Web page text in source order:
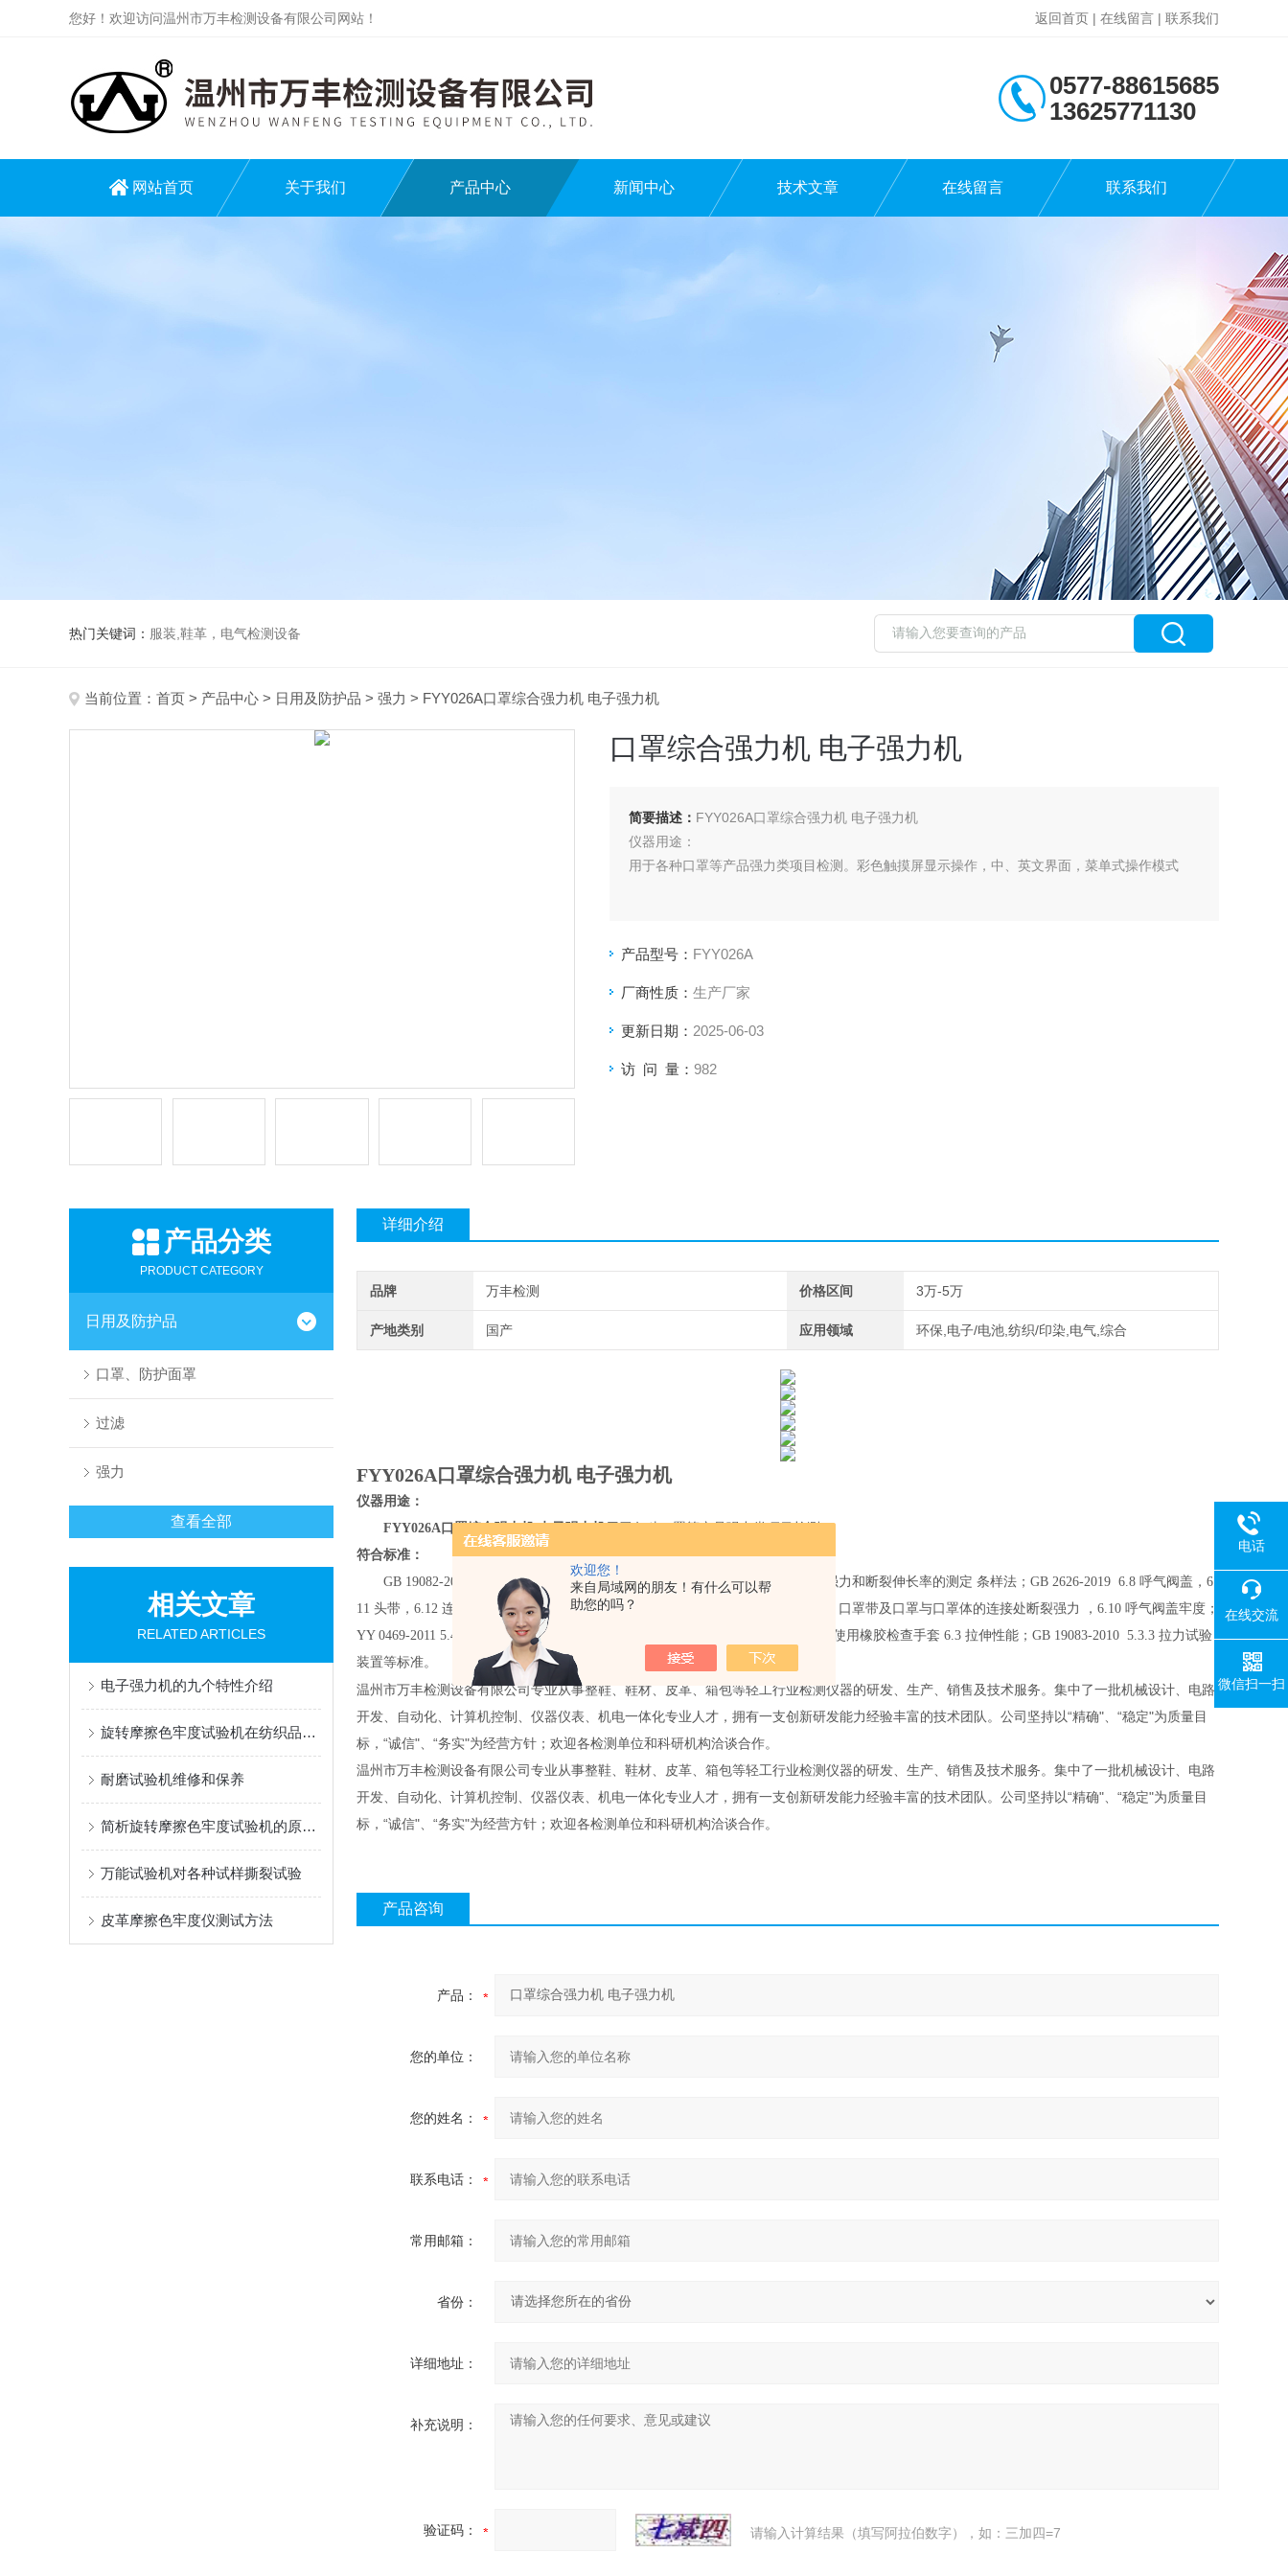
欢迎您！
来自局域网的朋友！有什么可以帮
助您的吗？
您好！欢迎访问温州市万丰检测设备有限公司网站！ 返回首页 | 在线留言 | 联系我们
0577-88615685
13625771130
网站首页 关于我们 产品中心 新闻中心 技术文章 在线留言 联系我们
热门关键词： 服装,鞋革，电气检测设备
当前位置： 首页 > 产品中心 > 日用及防护品 > 强力 > FYY026A口罩综合强力机 电子强力机
口罩综合强力机 电子强力机
简要描述： FYY026A口罩综合强力机 电子强力机
仪器用途：
用于各种口罩等产品强力类项目检测。彩色触摸屏显示操作，中、英文界面，菜单式操作模式
产品型号： FYY026A
厂商性质： 生产厂家
更新日期： 2025-06-03
访 问 量： 982
产品分类
PRODUCT CATEGORY
日用及防护品
口罩、防护面罩
过滤
强力
查看全部
相关文章
RELATED ARTICLES
电子强力机的九个特性介绍
旋转摩擦色牢度试验机在纺织品质量检测中的作用
耐磨试验机维修和保养
简析旋转摩擦色牢度试验机的原理及其注意事项
万能试验机对各种试样撕裂试验
皮革摩擦色牢度仪测试方法
详细介绍
品牌 万丰检测 价格区间 3万-5万
产地类别 国产 应用领域 环保,电子/电池,纺织/印染,电气,综合
FYY026A 口罩综合强力机 电子强力机
仪器用途：
FYY026A 口罩综合强力机 电子强力机
符合标准：
GB 19082-2009 5.5 断裂强力，5.6 断裂伸长率；GB/T3923.1-1997 织物断裂强力和断裂伸长率的测定 条样法；GB 2626-2019 6.8 呼气阀盖，6.
11 头带，6.12 连接和连接部件；GB/T 32610-2016 日常防护型口罩技术规范 ，6.9 口罩带及口罩与口罩体的连接处断裂强力 ，6.10 呼气阀盖牢度；
YY 0469-2011 5.4.2 口罩带；YY/T 0969-2013 4.4 口罩带；GB 10213-2006 一次性使用橡胶检查手套 6.3 拉伸性能；GB 19083-2010 5.3.3 拉力试验
装置等标准。
温州市万丰检测设备有限公司专业从事整鞋、鞋材、皮革、箱包等轻工行业检测仪器的研发、生产、销售及技术服务。集中了一批机械设计、电路
开发、自动化、计算机控制、仪器仪表、机电一体化专业人才，拥有一支创新研发能力经验丰富的技术团队。公司坚持以“精确"、“稳定"为质量目
标，“诚信"、“务实"为经营方针；欢迎各检测单位和科研机构洽谈合作。
温州市万丰检测设备有限公司专业从事整鞋、鞋材、皮革、箱包等轻工行业检测仪器的研发、生产、销售及技术服务。集中了一批机械设计、电路
开发、自动化、计算机控制、仪器仪表、机电一体化专业人才，拥有一支创新研发能力经验丰富的技术团队。公司坚持以“精确"、“稳定"为质量目
标，“诚信"、“务实"为经营方针；欢迎各检测单位和科研机构洽谈合作。
产品咨询
产品：
您的单位：
您的姓名：
联系电话：
常用邮箱：
省份：
详细地址：
补充说明：
验证码： 请输入计算结果（填写阿拉伯数字），如：三加四=7
电话
在线交流
微信扫一扫